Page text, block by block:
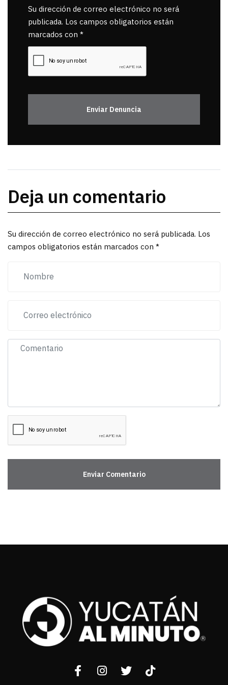
Su dirección de correo electrónico no será
publicada. Los campos obligatorios están
marcados con *
Enviar Denuncia
Deja un comentario
Su dirección de correo electrónico no será publicada. Los
campos obligatorios están marcados con *
Enviar Comentario